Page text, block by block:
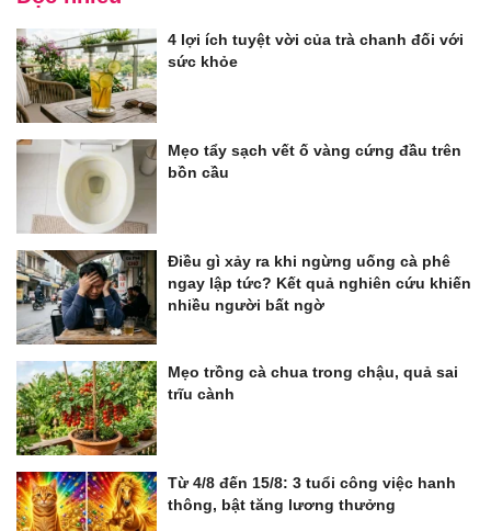
4 lợi ích tuyệt vời của trà chanh đối với
sức khỏe
Mẹo tẩy sạch vết ố vàng cứng đầu trên
bồn cầu
Điều gì xảy ra khi ngừng uống cà phê
ngay lập tức? Kết quả nghiên cứu khiến
nhiều người bất ngờ
Mẹo trồng cà chua trong chậu, quả sai
trĩu cành
Từ 4/8 đến 15/8: 3 tuổi công việc hanh
thông, bật tăng lương thưởng